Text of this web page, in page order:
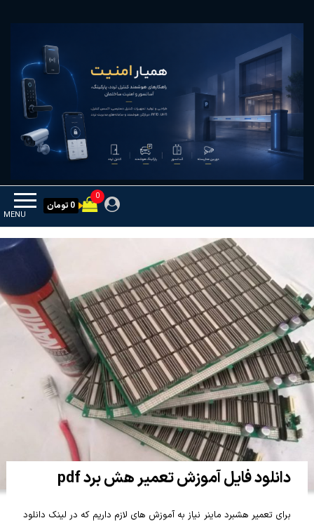
MENU
0
0 تومان
دانلود فایل آموزش تعمیر هش برد pdf
برای تعمیر هشبرد ماینر نیاز به آموزش های لازم داریم که در لینک دانلود